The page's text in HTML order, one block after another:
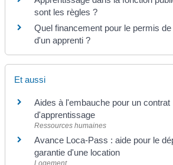
sont les règles ?
Quel financement pour le permis
d'un apprenti ?
Et aussi
Aides à l'embauche pour un contrat
d'apprentissage
Ressources humaines
Avance Loca-Pass : aide pour le
garantie d'une location
Logement